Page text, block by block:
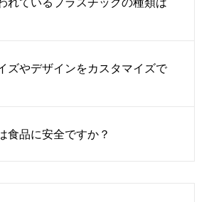
ズやデザインをカスタマイズで
食品に安全ですか？